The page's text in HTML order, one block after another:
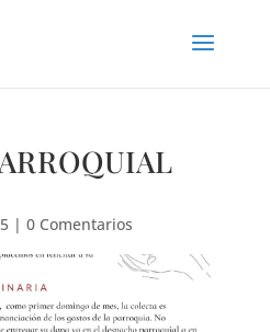
| 0 Comentarios